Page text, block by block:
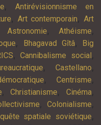
, Antirévisionnisme en
, Art contemporain,Art
Astronomie,Athéisme,
, Bhagavad Gîtâ,
Big
,Cannibalisme social ,
,Castellano,
,Centrisme,
,Christianisme, Cinéma,
, Colonialisme,
spatiale soviétique,